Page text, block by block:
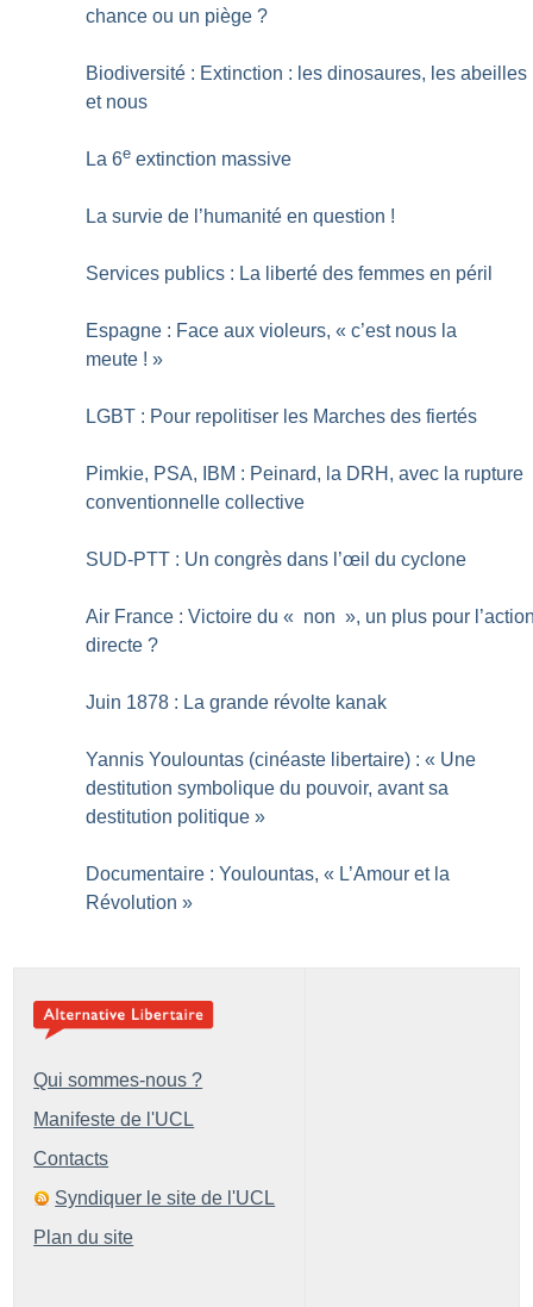
chance ou un piège ?
Biodiversité : Extinction : les dinosaures, les abeilles
et nous
La 6e extinction massive
La survie de l’humanité en question !
Services publics : La liberté des femmes en péril
Espagne : Face aux violeurs, « c’est nous la
meute ! »
LGBT : Pour repolitiser les Marches des fiertés
Pimkie, PSA, IBM : Peinard, la DRH, avec la rupture
conventionnelle collective
SUD-PTT : Un congrès dans l’œil du cyclone
Air France : Victoire du « non », un plus pour
directe ?
Juin 1878 : La grande révolte kanak
Yannis Youlountas (cinéaste libertaire) : « Une
destitution symbolique du pouvoir, avant sa
destitution politique »
Documentaire : Youlountas, « L’Amour et la
Révolution »
Qui sommes-nous ?
Manifeste de l'UCL
Contacts
Syndiquer le site de l'UCL
Plan du site